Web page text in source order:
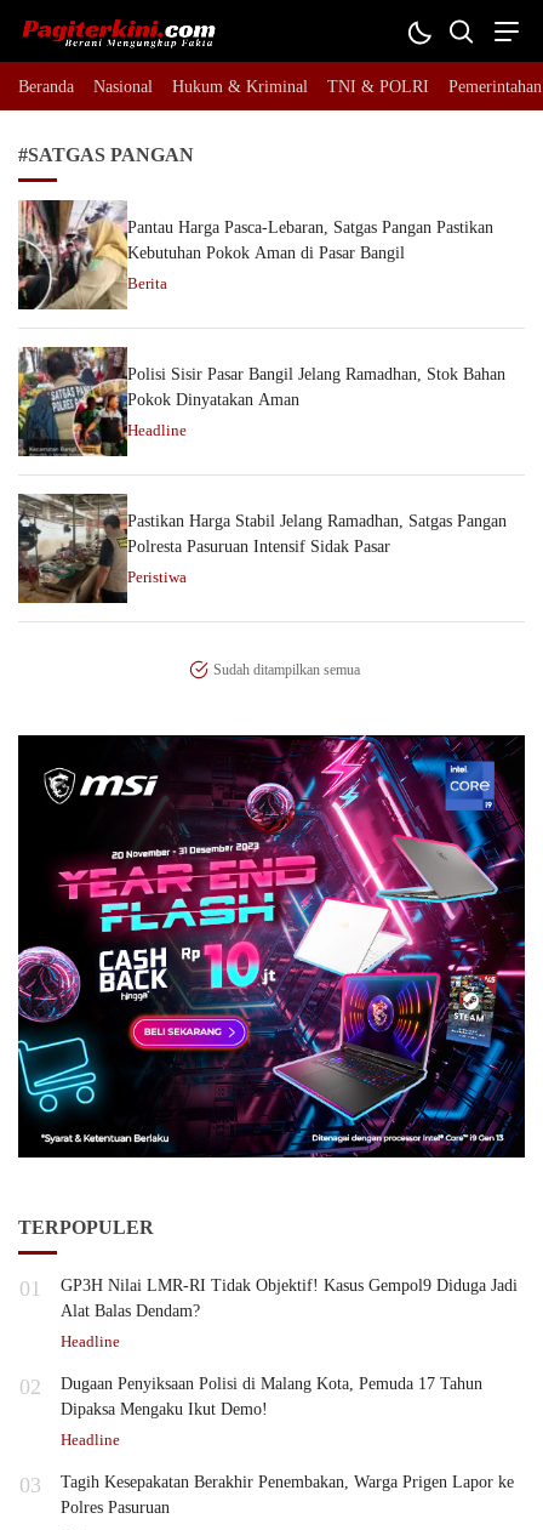
Pagiterkini.com
Berani Mengungkap Fakta
Beranda Nasional Hukum & Kriminal TNI & POLRI Pemerintahan
#SATGAS PANGAN
Pantau Harga Pasca-Lebaran, Satgas Pangan Pastikan
Kebutuhan Pokok Aman di Pasar Bangil
Berita
Polisi Sisir Pasar Bangil Jelang Ramadhan, Stok Bahan
Pokok Dinyatakan Aman
Headline
Pastikan Harga Stabil Jelang Ramadhan, Satgas Pangan
Polresta Pasuruan Intensif Sidak Pasar
Peristiwa
Sudah ditampilkan semua
TERPOPULER
01
GP3H Nilai LMR-RI Tidak Objektif! Kasus Gempol9 Diduga Jadi
Alat Balas Dendam?
Headline
02
Dugaan Penyiksaan Polisi di Malang Kota, Pemuda 17 Tahun
Dipaksa Mengaku Ikut Demo!
Headline
03
Tagih Kesepakatan Berakhir Penembakan, Warga Prigen Lapor ke
Polres Pasuruan